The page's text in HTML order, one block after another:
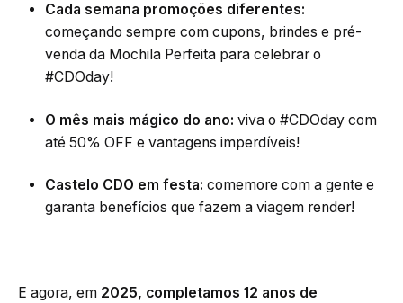
Cada semana promoções diferentes:
começando sempre com cupons, brindes e pré-
venda da Mochila Perfeita para celebrar o
#CDOday!
O mês mais mágico do ano: viva o #CDOday com
até 50% OFF e vantagens imperdíveis!
Castelo CDO em festa: comemore com a gente e
garanta benefícios que fazem a viagem render!
E agora, em 2025, completamos 12 anos de